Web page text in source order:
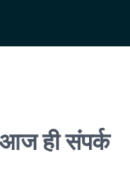
आज ही संपर्क